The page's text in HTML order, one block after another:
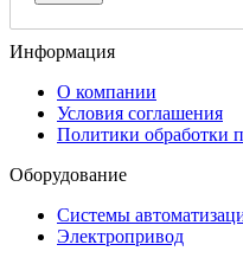
Информация
О компании
Условия соглашения
Политики обработки
Оборудование
Системы
Электропривод